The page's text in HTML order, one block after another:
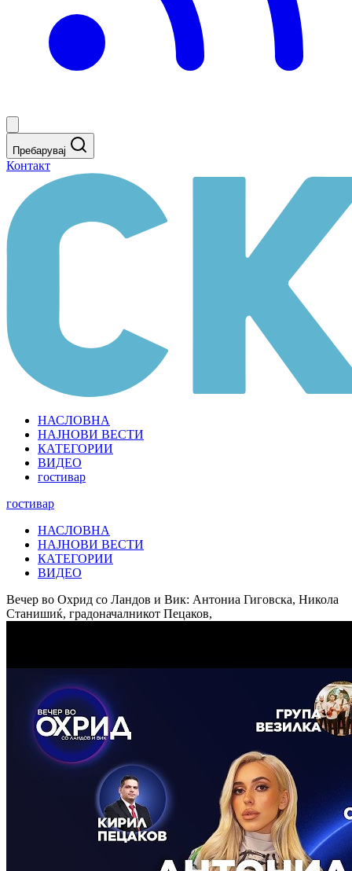
Пребарувај
Контакт
НАСЛОВНА
НАЈНОВИ ВЕСТИ
КАТЕГОРИИ
ВИДЕО
гостивар
гостивар
НАСЛОВНА
НАЈНОВИ ВЕСТИ
КАТЕГОРИИ
ВИДЕО
Вечер во Охрид со Ландов и Вик: Антониа Гиговска, Никола
Станишиќ, градоначалникот Пецаков,